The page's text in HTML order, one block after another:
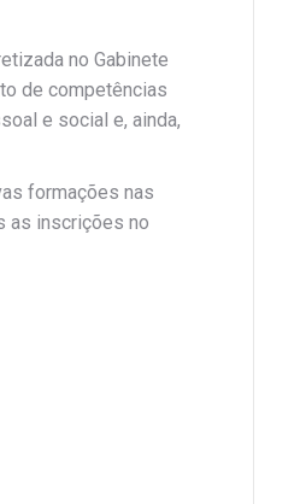
no Gabinete
de competências
e social e, ainda,
formações nas
as inscrições no